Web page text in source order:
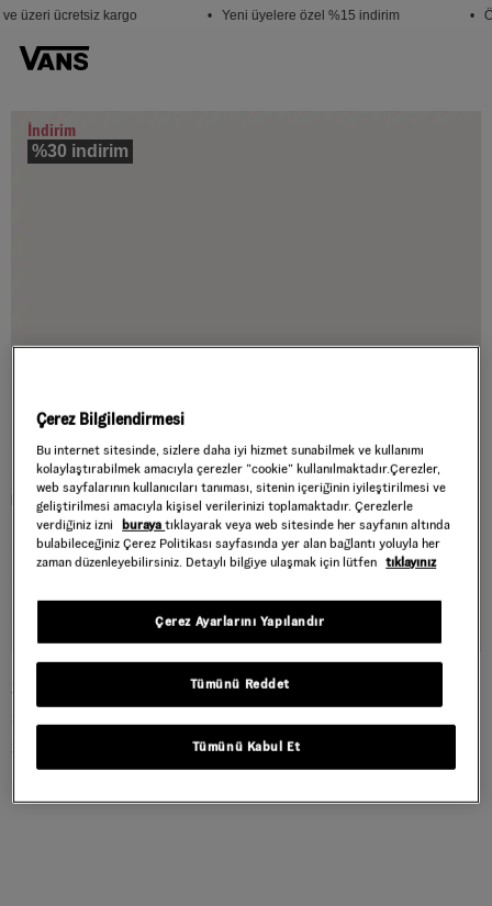
üzeri ücretsiz kargo • Yeni üyelere özel %15 indirim •
İndirim
%30 indirim
SUPER LOWPRO AYAKKABI
Style : VN000D83CG11
3.419,40 TL 5.699,00 TL
Çerez Bilgilendirmesi
Bu internet sitesinde, sizlere daha iyi hizmet sunabilmek ve kullanımı
kolaylaştırabilmek amacıyla çerezler ”cookie” kullanılmaktadır.Çerezler,
web sayfalarının kullanıcıları tanıması, sitenin içeriğinin iyileştirilmesi ve
geliştirilmesi amacıyla kişisel verilerinizi toplamaktadır. Çerezlerle
verdiğiniz izni
burayatıklayarak veya web sitesinde her sayfanın altında
bulabileceğiniz Çerez Politikası sayfasında yer alan bağlantı yoluyla her
zaman düzenleyebilirsiniz. Detaylı bilgiye ulaşmak için lütfen tıklayınız
Tümünü Reddet
Tümünü Kabul Et
Çerez Ayarlarını Yapılandır